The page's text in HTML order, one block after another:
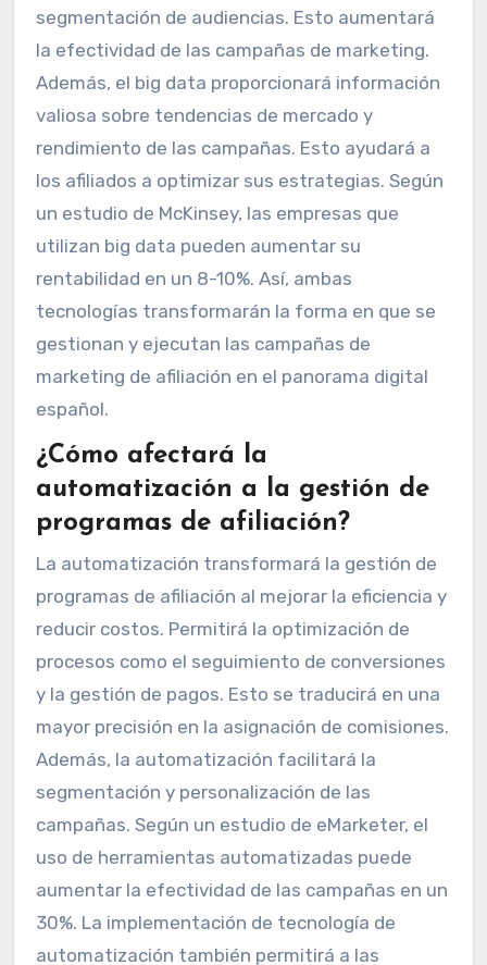
segmentación de audiencias. Esto aumentará
la efectividad de las campañas de marketing.
Además, el big data proporcionará información
valiosa sobre tendencias de mercado y
rendimiento de las campañas. Esto ayudará a
los afiliados a optimizar sus estrategias. Según
un estudio de McKinsey, las empresas que
utilizan big data pueden aumentar su
rentabilidad en un 8-10%. Así, ambas
tecnologías transformarán la forma en que se
gestionan y ejecutan las campañas de
marketing de afiliación en el panorama digital
español.
¿Cómo afectará la
automatización a la gestión de
programas de afiliación?
La automatización transformará la gestión de
programas de afiliación al mejorar la eficiencia y
reducir costos. Permitirá la optimización de
procesos como el seguimiento de conversiones
y la gestión de pagos. Esto se traducirá en una
mayor precisión en la asignación de comisiones.
Además, la automatización facilitará la
segmentación y personalización de las
campañas. Según un estudio de eMarketer, el
uso de herramientas automatizadas puede
aumentar la efectividad de las campañas en un
30%. La implementación de tecnología de
automatización también permitirá a las